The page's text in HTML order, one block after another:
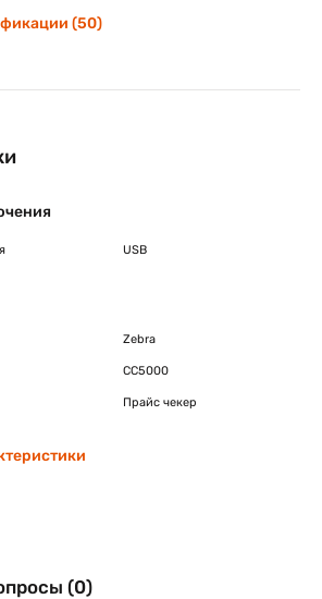
(50)
USB
Zebra
CC5000
Прайс чекер
(0)